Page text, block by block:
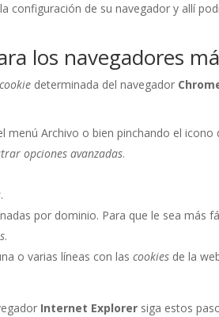
configuración de su navegador y allí
los navegadores
cookie determinada del navegador
menú Archivo o bien pinchando el
opciones avanzadas.
.
por dominio. Para que le sea más
.
o varias líneas con lascookies de la
Internet Explorer siga estos